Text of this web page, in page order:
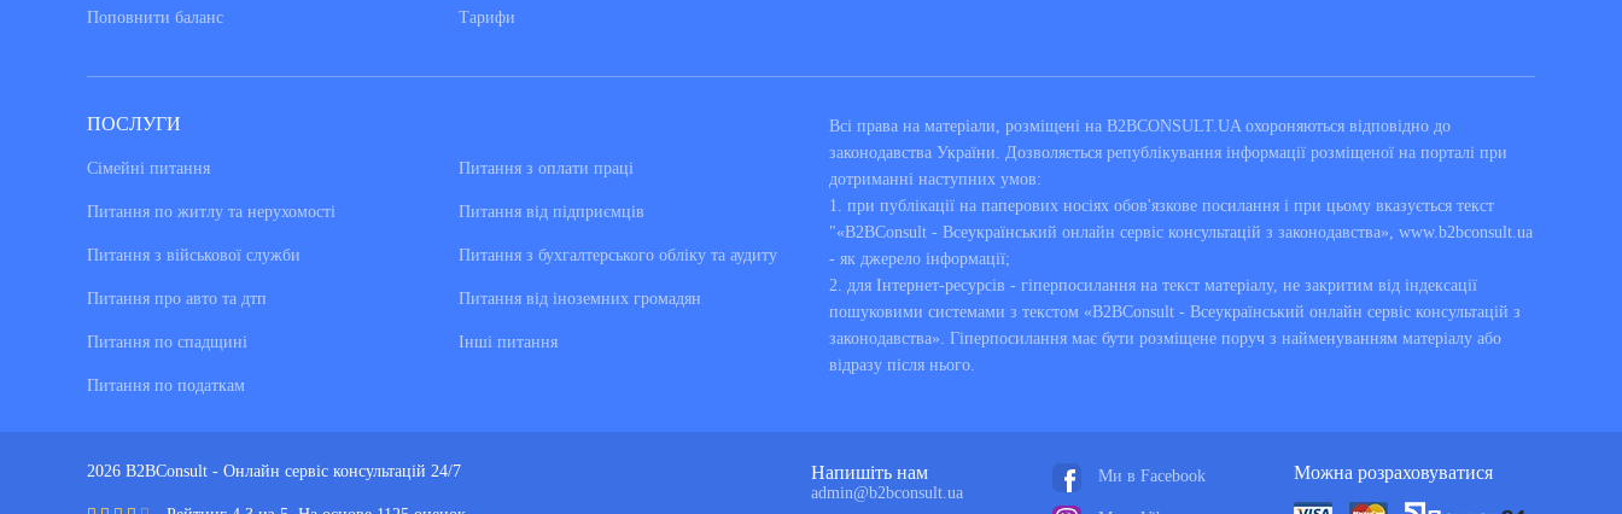
Поповнити баланс Тарифи
ПОСЛУГИ
Сімейні питання
Питання по житлу та нерухомості
Питання з військової служби
Питання про авто та дтп
Питання по спадщині
Питання по податкам
Питання з оплати праці
Питання від підприємців
Питання з бухгалтерського обліку та аудиту
Питання від іноземних громадян
Інші питання
Всі права на матеріали, розміщені на B2BCONSULT.UA охороняються відповідно до
законодавства України. Дозволяється републікування інформації розміщеної на порталі при
дотриманні наступних умов:
1. при публікації на паперових носіях обов'язкове посилання і при цьому вказується текст
"«B2BConsult - Всеукраїнський онлайн сервіс консультацій з законодавства», www.b2bconsult.ua
- як джерело інформації;
2. для Інтернет-ресурсів - гіперпосилання на текст матеріалу, не закритим від індексації
пошуковими системами з текстом «B2BConsult - Всеукраїнський онлайн сервіс консультацій з
законодавства». Гіперпосилання має бути розміщене поруч з найменуванням матеріалу або
відразу після нього.
2026 B2BConsult - Онлайн сервіс консультацій 24/7 Напишіть нам
admin@b2bconsult.ua
Ми в Facebook Можна розраховуватися